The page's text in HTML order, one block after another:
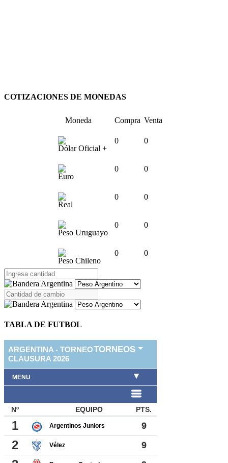
COTIZACIONES DE MONEDAS
Moneda Compra Venta
Dólar Oficial +
0 0
Euro
0 0
Real
0 0
Peso Uruguayo
0 0
Peso Chileno
0 0
TABLA DE FUTBOL